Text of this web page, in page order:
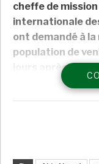
cheffe de
internationale
ont demandé à la
population de
jours après que
ces deux
Abeba a été